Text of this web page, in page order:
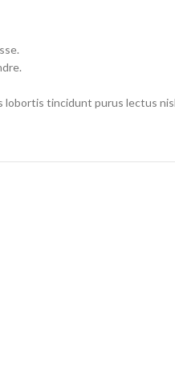
lobortis tincidunt purus lectus